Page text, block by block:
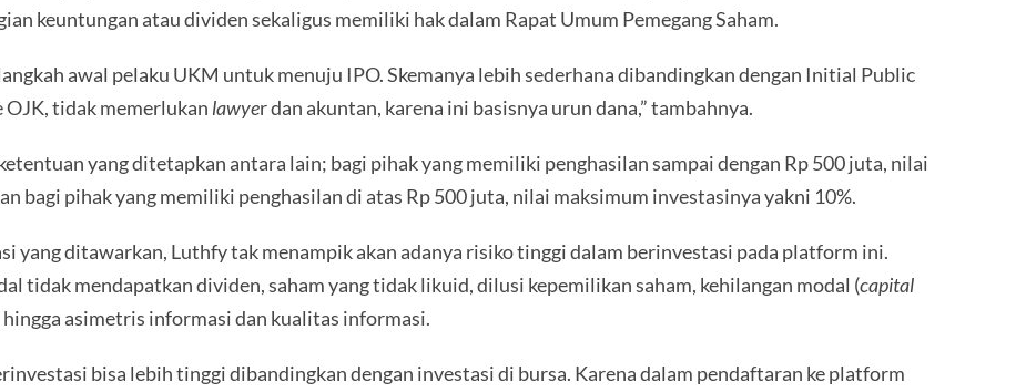
keuntungan atau dividen sekaligus memiliki hak dalam Rapat Umum Pemegang Saham.
awal pelaku UKM untuk menuju IPO. Skemanya lebih sederhana dibandingkan dengan Initial Public
tidak memerlukanlawyer dan akuntan, karena ini basisnya urun dana,” tambahnya.
yang ditetapkan antara lain; bagi pihak yang memiliki penghasilan sampai dengan Rp 500 juta, nilai
bagi pihak yang memiliki penghasilan di atas Rp 500 juta, nilai maksimum investasinya yakni 10%.
yang ditawarkan, Luthfy tak menampik akan adanya risiko tinggi dalam berinvestasi pada platform ini.
tidak mendapatkan dividen, saham yang tidak likuid, dilusi kepemilikan saham, kehilangan modal (capital
hingga asimetris informasi dan kualitas informasi.
bisa lebih tinggi dibandingkan dengan investasi di bursa. Karena dalam pendaftaran ke platform